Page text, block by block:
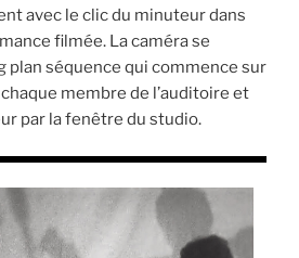
avec le clic du minuteur dans
filmée. La caméra se
plan séquence qui commence sur
membre de l’auditoire et
par la fenêtre du studio.